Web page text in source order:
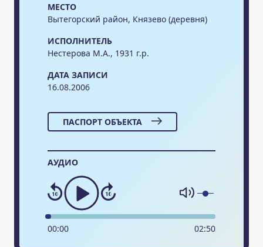
МЕСТО
Вытегорский район, Князево (деревня)
ИСПОЛНИТЕЛЬ
Нестерова М.А., 1931 г.р.
ДАТА ЗАПИСИ
16.08.2006
ПАСПОРТ ОБЪЕКТА
АУДИО
00:00 02:50